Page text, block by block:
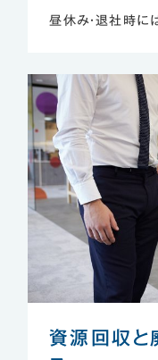
昼休み・退社時に
資源回収と